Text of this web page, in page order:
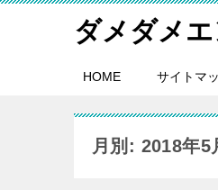
ダメダメ
HOME サイトマ
月別: 2018年5